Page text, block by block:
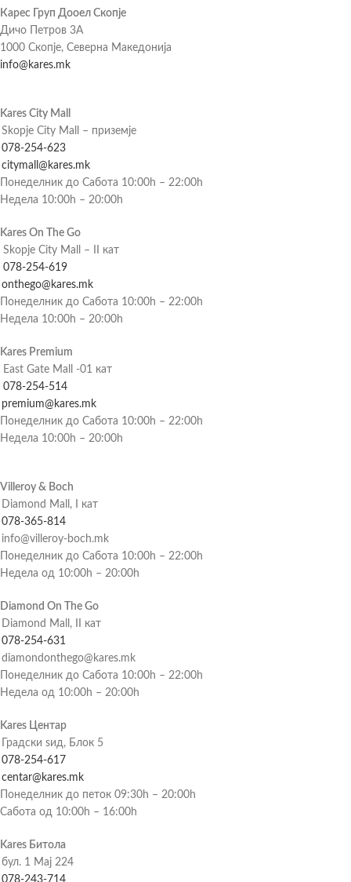
Карес Груп Дооел Скопје
Дичо Петров 3А
1000 Скопје, Северна Македонија
info@kares.mk
Kares City Mall
Skopje City Mall – приземје
078-254-623
citymall@kares.mk
Понеделник до Сабота 10:00h – 22:00h
Недела 10:00h – 20:00h
Kares On The Go
Skopje City Mall – II кат
078-254-619
onthego@kares.mk
Понеделник до Сабота 10:00h – 22:00h
Недела 10:00h – 20:00h
Kares Premium
East Gate Mall -01 кат
078-254-514
premium@kares.mk
Понеделник до Сабота 10:00h – 22:00h
Недела 10:00h – 20:00h
Villeroy & Boch
Diamond Mall, I кат
078-365-814
info@villeroy-boch.mk
Понеделник до Сабота 10:00h – 22:00h
Недела од 10:00h – 20:00h
Diamond On The Go
Diamond Mall, II кат
078-254-631
diamondonthego@kares.mk
Понеделник до Сабота 10:00h – 22:00h
Недела од 10:00h – 20:00h
Kares Центар
Градски ѕид, Блок 5
078-254-617
centar@kares.mk
Понеделник до петок 09:30h – 20:00h
Сабота од 10:00h – 16:00h
Kares Битола
бул. 1 Мај 224
078-243-714